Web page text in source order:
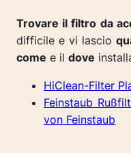
Trovare il filtro da
difficile e vi lascio
come e il dove
HiClean-Filter
Feinstaub
von Feinstaub